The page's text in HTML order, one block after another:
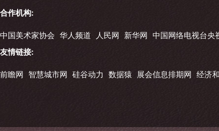
合作机构:
中国美术家协会 华人频道 人民网 新华网 中国网络电视台央
友情链接:
前瞻网 智慧城市网 硅谷动力 数据猿 展会信息排期网 经济